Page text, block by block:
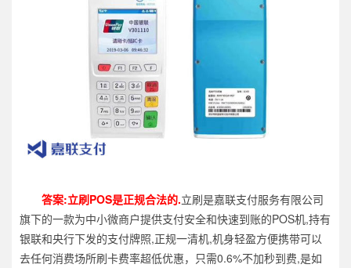
答案:立刷POS是正规合法的.立刷是嘉联支付服务有限公司
旗下的一款为中小微商户提供支付安全和快速到账的POS机,持有
银联和央行下发的支付牌照,正规一清机,机身轻盈方便携带可以
去任何消费场所刷卡费率超低优惠，只需0.6%不加秒到费,是如